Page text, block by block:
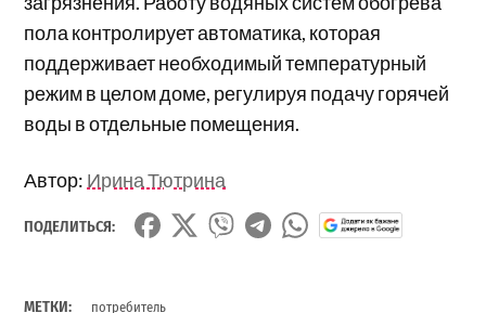
пола контролирует автоматика, которая
поддерживает необходимый температурный
режим в целом доме, регулируя подачу горячей
воды в отдельные помещения.
Автор: Ирина Тютрина
ПОДЕЛИТЬСЯ:
МЕТКИ: потребитель